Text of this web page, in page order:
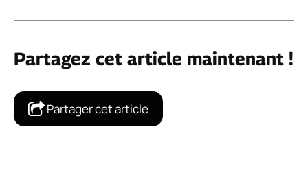
Partagez cet article maintenant !
Partager cet article